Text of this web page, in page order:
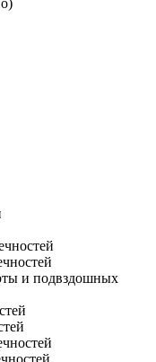
и подвздошных